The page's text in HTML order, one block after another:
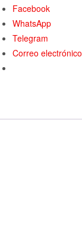
Facebook
WhatsApp
Telegram
Correo electrónico